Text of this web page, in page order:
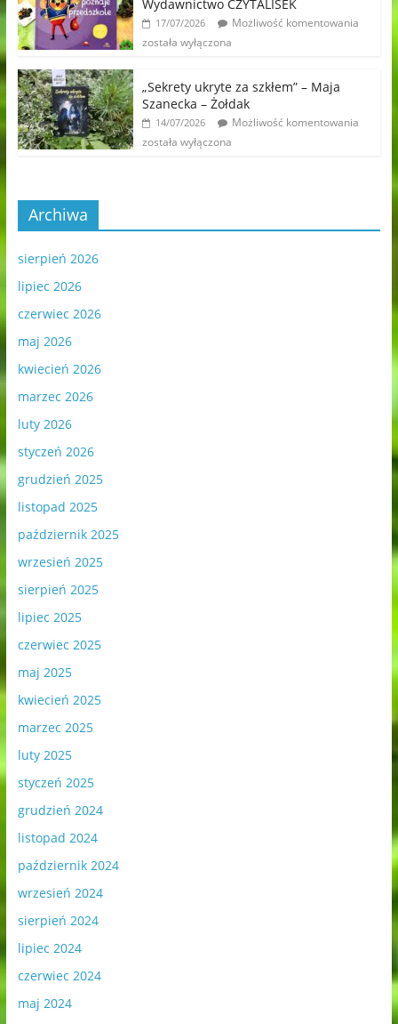
Wydawnictwo CZYTALISEK
17/07/2026
Możliwość komentowania
została wyłączona
„Sekrety ukryte za szkłem” – Maja
Szanecka – Żołdak
14/07/2026
Możliwość komentowania
została wyłączona
Archiwa
sierpień 2026
lipiec 2026
czerwiec 2026
maj 2026
kwiecień 2026
marzec 2026
luty 2026
styczeń 2026
grudzień 2025
listopad 2025
październik 2025
wrzesień 2025
sierpień 2025
lipiec 2025
czerwiec 2025
maj 2025
kwiecień 2025
marzec 2025
luty 2025
styczeń 2025
grudzień 2024
listopad 2024
październik 2024
wrzesień 2024
sierpień 2024
lipiec 2024
czerwiec 2024
maj 2024